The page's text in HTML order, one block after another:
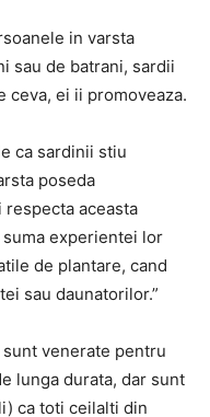
in varsta
sau de batrani, sardii
ceva, ei ii promoveaza.
ca sardinii stiu
poseda
respecta aceasta
experientei lor
de plantare, cand
sau daunatorilor.”
venerate pentru
lunga durata, dar sunt
ca toti ceilalti din